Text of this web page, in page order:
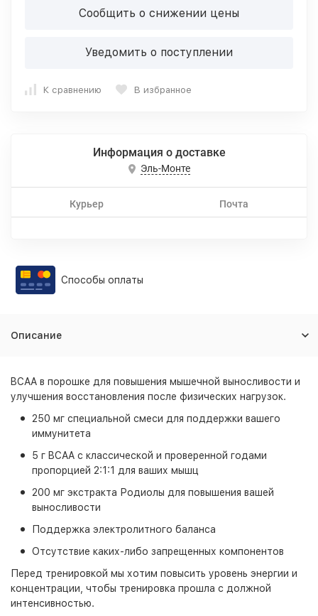
Сообщить о снижении цены
Уведомить о поступлении
К сравнению В избранное
Информация о доставке
Эль-Монте
Курьер Почта
Способы оплаты
Описание
BCAA в порошке для повышения мышечной выносливости и
улучшения восстановления после физических нагрузок.
250 мг специальной смеси для поддержки вашего
иммунитета
5 г BCAA с классической и проверенной годами
пропорцией 2:1:1 для ваших мышц
200 мг экстракта Родиолы для повышения вашей
выносливости
Поддержка электролитного баланса
Отсутствие каких-либо запрещенных компонентов
Перед тренировкой мы хотим повысить уровень энергии и
концентрации, чтобы тренировка прошла с должной
интенсивностью.